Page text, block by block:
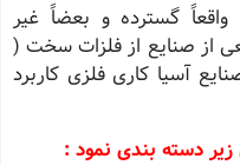
گسترده و بعضاً غیر
از صنایع از فلزات سخت (
آسیا کاری فلزی کاربرد
زیر دسته بندی نمود :